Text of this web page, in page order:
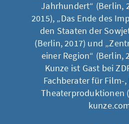
Jahrhundert“ (Berlin,
2015), „Das Ende des
den Staaten der
(Berlin, 2017) und
einer Region“ (Berlin,
Kunze ist Gast bei
Fachberater für Film-
Theaterproduktionen